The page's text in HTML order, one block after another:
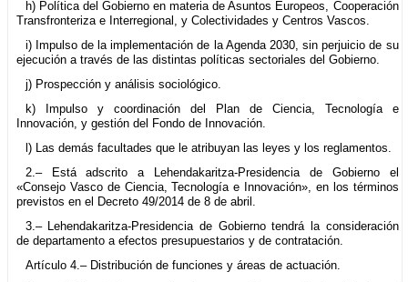
h) Política del Gobierno en materia de Asuntos Europeos, Cooperación
Transfronteriza e Interregional, y Colectividades y Centros Vascos.
i) Impulso de la implementación de la Agenda 2030, sin perjuicio de su
ejecución a través de las distintas políticas sectoriales del Gobierno.
j) Prospección y análisis sociológico.
k) Impulso y coordinación del Plan de Ciencia, Tecnología e
Innovación, y gestión del Fondo de Innovación.
l) Las demás facultades que le atribuyan las leyes y los reglamentos.
2.– Está adscrito a Lehendakaritza-Presidencia de Gobierno el
«Consejo Vasco de Ciencia, Tecnología e Innovación», en los términos
previstos en el Decreto 49/2014 de 8 de abril.
3.– Lehendakaritza-Presidencia de Gobierno tendrá la consideración
de departamento a efectos presupuestarios y de contratación.
Artículo 4.– Distribución de funciones y áreas de actuación.